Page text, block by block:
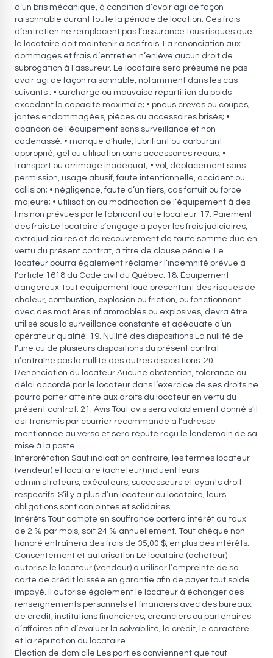
Interprétation Sauf indication contraire, les termes locateur
(vendeur) et locataire (acheteur) incluent leurs
administrateurs, exécuteurs, successeurs et ayants droit
respectifs. S’il y a plus d’un locateur ou locataire, leurs
obligations sont conjointes et solidaires.
Intérêts Tout compte en souffrance portera intérêt au taux
de 2 % par mois, soit 24 % annuellement. Tout chèque non
honoré entraînera des frais de 35,00 $, en plus des intérêts.
Consentement et autorisation Le locataire (acheteur)
autorise le locateur (vendeur) à utiliser l’empreinte de sa
carte de crédit laissée en garantie afin de payer tout solde
impayé. Il autorise également le locateur à échanger des
renseignements personnels et financiers avec des bureaux
de crédit, institutions financières, créanciers ou partenaires
d’affaires afin d’évaluer la solvabilité, le crédit, le caractère
et la réputation du locataire.
Élection de domicile Les parties conviennent que tout